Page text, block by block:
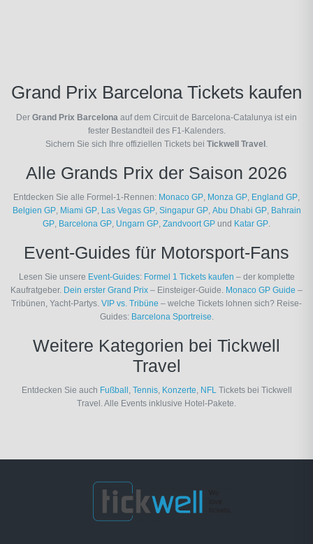
Grand Prix Barcelona Tickets kaufen
Der Grand Prix Barcelona auf dem Circuit de Barcelona-Catalunya ist ein
fester Bestandteil des F1-Kalenders.
Sichern Sie sich Ihre offiziellen Tickets bei Tickwell Travel
Alle Grands Prix der Saison 2026
Entdecken Sie alle Formel-1-Rennen: Monaco GP Monza GP England GP
Belgien GP, Miami GP, Las Vegas GP, Singapur GP, Abu Dhabi GP, Bahrain
GP Barcelona GP Ungarn GP Zandvoort GP und Katar GP
Event-Guides für Motorsport-Fans
Lesen Sie unsere Event-Guides: Formel 1 Tickets kaufen – der komplette
Kaufratgeber. Dein erster Grand Prix – Einsteiger-Guide. Monaco GP Guide –
Tribünen, Yacht-Partys. VIP vs. Tribüne – welche Tickets lohnen sich? Reise-
Guides: Barcelona Sportreise
Weitere Kategorien bei Tickwell
Travel
Entdecken Sie auch Fußball Tennis, Konzerte NFL Tickets bei Tickwell
Travel. Alle Events inklusive Hotel-Pakete.